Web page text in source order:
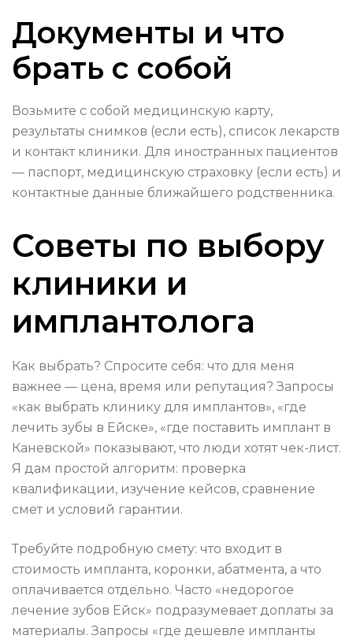
Документы и что
брать с собой
Возьмите с собой медицинскую карту,
результаты снимков (если есть), список лекарств
и контакт клиники. Для иностранных пациентов
— паспорт, медицинскую страховку (если есть) и
контактные данные ближайшего родственника.
Советы по выбору
клиники и
имплантолога
Как выбрать? Спросите себя: что для меня
важнее — цена, время или репутация? Запросы
«как выбрать клинику для имплантов», «где
лечить зубы в Ейске», «где поставить имплант в
Каневской» показывают, что люди хотят чек-лист.
Я дам простой алгоритм: проверка
квалификации, изучение кейсов, сравнение
смет и условий гарантии.
Требуйте подробную смету: что входит в
стоимость импланта, коронки, абатмента, а что
оплачивается отдельно. Часто «недорогое
лечение зубов Ейск» подразумевает доплаты за
материалы. Запросы «где дешевле импланты